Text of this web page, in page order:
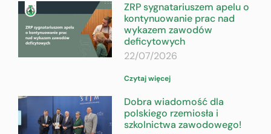
ZRP sygnatariuszem apelu o
kontynuowanie prac nad
wykazem zawodów
deficytowych
22/07/2026
Czytaj więcej
Dobra wiadomość dla
polskiego rzemiosła i
szkolnictwa zawodowego!